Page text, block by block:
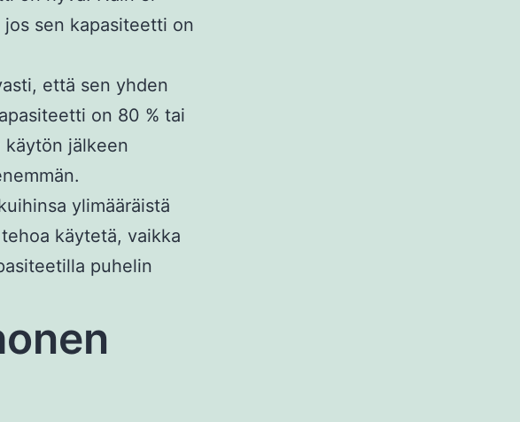
sen kapasiteetti on
että sen yhden
on 80 % tai
käytön jälkeen
ylimääräistä
käytetä, vaikka
puhelin